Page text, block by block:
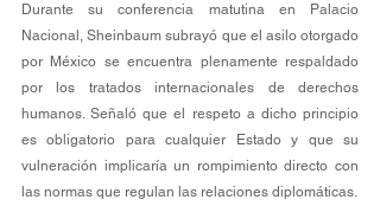
Durante su conferencia matutina en Palacio
Nacional, Sheinbaum subrayó que el asilo otorgado
por México se encuentra plenamente respaldado
por los tratados internacionales de derechos
humanos. Señaló que el respeto a dicho principio
es obligatorio para cualquier Estado y que su
vulneración implicaría un rompimiento directo con
las normas que regulan las relaciones diplomáticas.